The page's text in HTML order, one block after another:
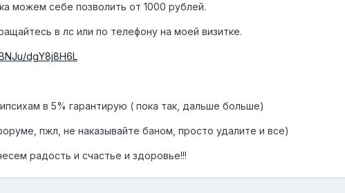
можем себе позволить от 1000 рублей.
в лс или по телефону на моей визитке.
dgY8j8H6L
в 5% гарантирую ( пока так, дальше больше)
пжл, не наказывайте баном, просто удалите и все)
радость и счастье и здоровье!!!